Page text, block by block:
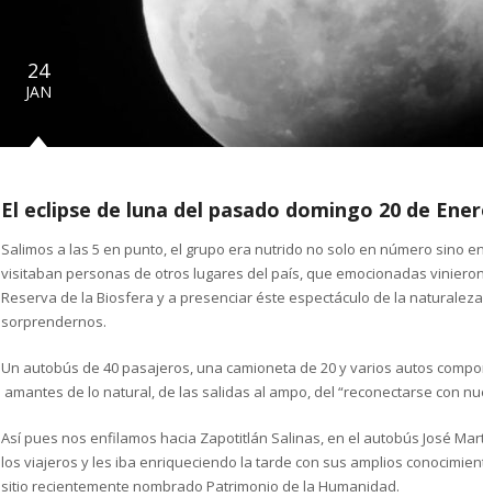
24
JAN
El eclipse de luna del pasado domingo 20 de
Salimos a las 5 en punto, el grupo era nutrido no solo en número sino
visitaban personas de otros lugares del país, que emocionadas
Reserva de la Biosfera y a presenciar éste espectáculo de la
sorprendernos.
Un autobús de 40 pasajeros, una camioneta de 20 y varios autos
amantes de lo natural, de las salidas al ampo, del “reconectarse con
Así pues nos enfilamos hacia Zapotitlán Salinas, en el autobús José
los viajeros y les iba enriqueciendo la tarde con sus amplios
sitio recientemente nombrado Patrimonio de la Humanidad.